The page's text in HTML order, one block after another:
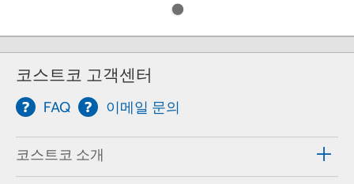
코스트코 고객센터
FAQ 이메일 문의
코스트코 소개